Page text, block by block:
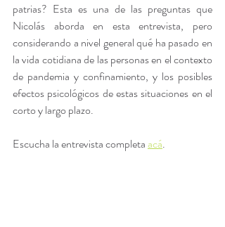
patrias? Esta es una de las preguntas que
Nicolás aborda en esta entrevista, pero
considerando a nivel general qué ha pasado en
la vida cotidiana de las personas en el contexto
de pandemia y confinamiento, y los posibles
efectos psicológicos de estas situaciones en el
corto y largo plazo.
Escucha la entrevista completa acá.